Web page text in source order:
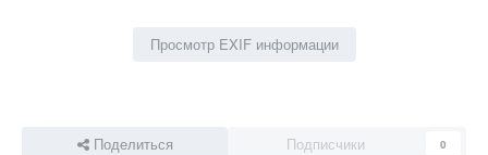
Просмотр EXIF информации
Поделиться Подписчики 0